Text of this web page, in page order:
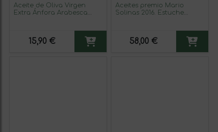
Aceite de Oliva Virgen
Extra Ánfora Arabesca
15,90 €
Aceites premio Mario
Solinas 2016. Estuche
58,00 €